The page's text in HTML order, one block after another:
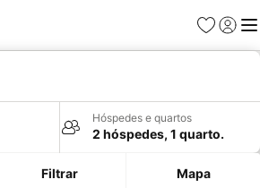
Favoritos
Iniciar
Hóspedes e quartos
2 hóspedes, 1 quarto.
Filtrar Mapa